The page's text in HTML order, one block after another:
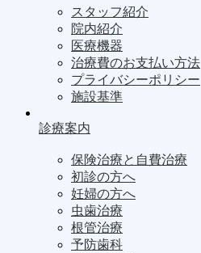
スタッフ紹介
院内紹介
医療機器
治療費のお支払い方法
プライバシーポリシー
施設基準
診療案内
保険治療と自費治療
初診の方へ
妊婦の方へ
虫歯治療
根管治療
予防歯科